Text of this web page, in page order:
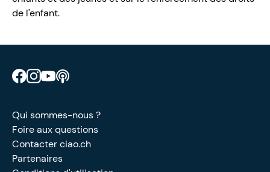
de l'enfant.
Retrouve CIAO sur Facebook
Retrouve CIAO sur Instagram
Retrouve CIAO sur YouTube
Qui sommes-nous ?
Foire aux questions
Contacter ciao.ch
Partenaires